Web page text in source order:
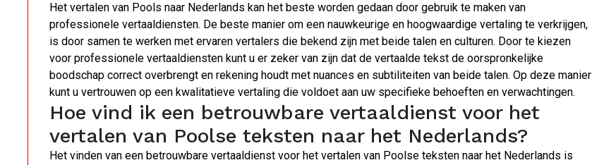
Het vertalen van Pools naar Nederlands kan het beste worden gedaan door gebruik te maken van
professionele vertaaldiensten. De beste manier om een nauwkeurige en hoogwaardige vertaling te verkrijgen,
is door samen te werken met ervaren vertalers die bekend zijn met beide talen en culturen. Door te kiezen
voor professionele vertaaldiensten kunt u er zeker van zijn dat de vertaalde tekst de oorspronkelijke
boodschap correct overbrengt en rekening houdt met nuances en subtiliteiten van beide talen. Op deze manier
kunt u vertrouwen op een kwalitatieve vertaling die voldoet aan uw specifieke behoeften en verwachtingen.
Hoe vind ik een betrouwbare vertaaldienst voor het
vertalen van Poolse teksten naar het Nederlands?
Het vinden van een betrouwbare vertaaldienst voor het vertalen van Poolse teksten naar het Nederlands is